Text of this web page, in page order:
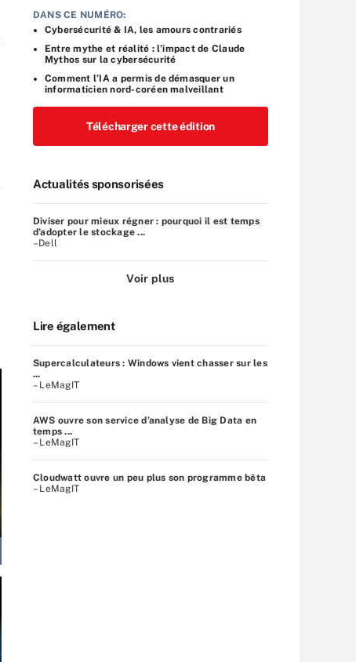
DANS CE NUMÉRO:
Cybersécurité & IA, les amours contrariés
Entre mythe et réalité : l’impact de Claude
Mythos sur la cybersécurité
Comment l’IA a permis de démasquer un
informaticien nord-coréen malveillant
Télécharger cette édition
Actualités sponsorisées
Diviser pour mieux régner : pourquoi il est temps
d’adopter le stockage ...
–Dell
Voir plus
Lire également
Supercalculateurs : Windows vient chasser sur les
...
– LeMagIT
AWS ouvre son service d’analyse de Big Data en
temps ...
– LeMagIT
Cloudwatt ouvre un peu plus son programme bêta
– LeMagIT